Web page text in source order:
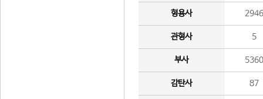
형용사 2946
관형사 5
부사 5360
감탄사 87